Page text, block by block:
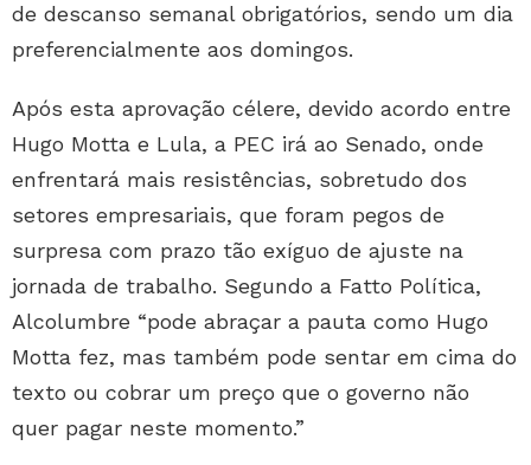
de descanso semanal obrigatórios, sendo um dia
preferencialmente aos domingos.
Após esta aprovação célere, devido acordo entre
Hugo Motta e Lula, a PEC irá ao Senado, onde
enfrentará mais resistências, sobretudo dos
setores empresariais, que foram pegos de
surpresa com prazo tão exíguo de ajuste na
jornada de trabalho. Segundo a Fatto Política,
Alcolumbre “pode abraçar a pauta como Hugo
Motta fez, mas também pode sentar em cima do
texto ou cobrar um preço que o governo não
quer pagar neste momento.”